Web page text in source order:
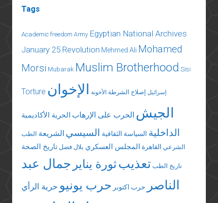
Tags
Academic freedom Army Egyptian National Archives
January 25 Revolution Mehmed Ali Mohamed
Morsi Mubarak Muslim Brotherhood Sisi
Torture إسرائيل إصلاح الشرطة الأخونة الإخوان
الجيش الحرب على الإرهاب الحرية الأكاديمية
الداخلية السياسة الثقافية السيسي الشريعة الطب
الشرعي القاهرة المجلس العسكري بلال فضل تاريخ الصحة
تاريخ الطب تعذيبثورة يناير جمال عبد
الناصر
حرب اكتوبر حرب يونيو حرية الرأي